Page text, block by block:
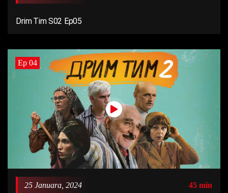
Drim Tim S02 Ep05
Ep 04
25 Januara, 2024 45 min